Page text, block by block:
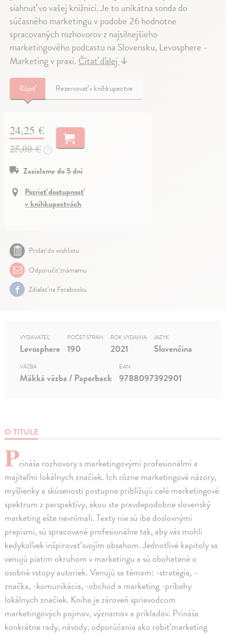
siahnuť vo vašej knižnici. Je to unikátna sonda do
súčasného marketingu v podobe 26 hodnotne
spracovaných rozhovorov z najsilnejšieho
marketingového podcastu na Slovensku, Levosphere -
Marketing v praxi.Čítať ďalej↓
Kúpiť Rezervovať v kníhkupectve
24,25 €
25,00 €
?
Zasielame do 5 dní
Pozrieť dostupnosť
v kníhkupectvách
Pridať do wishlistu
Odporučiť známemu
Zdielať na Facebooku
O TITULE
Prináša rozhovory s marketingovými profesionálmi a
majiteľmi lokálnych značiek. Ich rôzne marketingové názory,
myšlienky a skúsenosti postupne priblížujú celé marketingové
spektrum z perspektívy, akou ste pravdepodobne slovenský
marketing ešte nevnímali. Texty nie sú iba doslovnými
prepismi, sú spracované profesionálne tak, aby vás mohli
kedykoľvek inšpirovať svojím obsahom. Jednotlivé kapitoly sa
venujú piatim okruhom v marketingu a sú obohatené o
osobné vstupy autoriek. Venujú sa témam: -stratégia, -
značka, -komunikácia, -obchod a marketing -príbehy
lokálnych značiek. Kniha je zároveň sprievodcom
marketingových pojmov, významov a príkladov. Prináša
konkrétne rady, návody, odporúčania ako robiť marketing
VYDAVATEĽ
Levosphere
POČET STRÁN
190
ROK VYDANIA
2021
JAZYK
Slovenčina
VÄZBA
Mäkká väzba / Paperback
EAN
9788097392901